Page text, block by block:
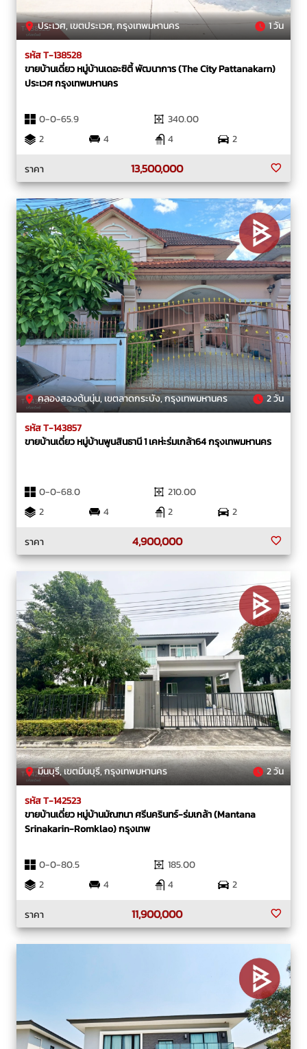
ประเวศ, เขตประเวศ, กรุงเทพมหานคร 1 วัน
รหัส T-138528
ขายบ้านเดี่ยว หมู่บ้านเดอะซิตี้ พัฒนาการ (The City Pattanakarn)
ประเวศ กรุงเทพมหานคร
0-0-65.9
340.00
2
4 4
2
ราคา
13,500,000
คลองสองต้นนุ่น, เขตลาดกระบัง, กรุงเทพมหานคร 2 วัน
รหัส T-143857
ขายบ้านเดี่ยว หมู่บ้านพูนสินธานี 1 เคห่ะร่มเกล้า64 กรุงเทพมหานคร
0-0-68.0
210.00
2
4 2
2
ราคา
4,900,000
มีนบุรี, เขตมีนบุรี, กรุงเทพมหานคร 2 วัน
รหัส T-142523
ขายบ้านเดี่ยว หมู่บ้านมัณฑนา ศรีนครินทร์-ร่มเกล้า (Mantana
Srinakarin-Romklao) กรุงเทพ
0-0-80.5
185.00
2
4 4
2
ราคา
11,900,000